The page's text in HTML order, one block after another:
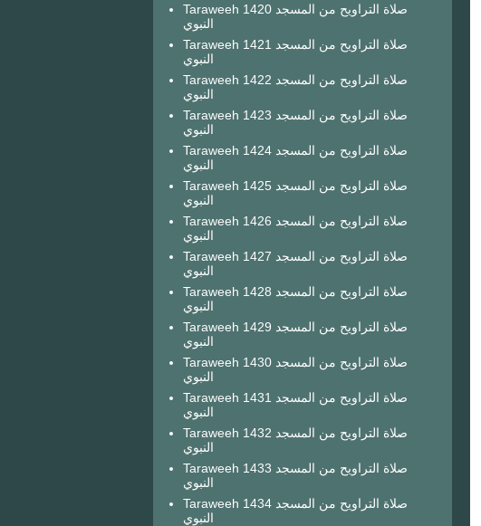
Taraweeh 1420 صلاة التراويح من المسجد
النبوي
Taraweeh 1421 صلاة التراويح من المسجد
النبوي
Taraweeh 1422 صلاة التراويح من المسجد
النبوي
Taraweeh 1423 صلاة التراويح من المسجد
النبوي
Taraweeh 1424 صلاة التراويح من المسجد
النبوي
Taraweeh 1425 صلاة التراويح من المسجد
النبوي
Taraweeh 1426 صلاة التراويح من المسجد
النبوي
Taraweeh 1427 صلاة التراويح من المسجد
النبوي
Taraweeh 1428 صلاة التراويح من المسجد
النبوي
Taraweeh 1429 صلاة التراويح من المسجد
النبوي
Taraweeh 1430 صلاة التراويح من المسجد
النبوي
Taraweeh 1431 صلاة التراويح من المسجد
النبوي
Taraweeh 1432 صلاة التراويح من المسجد
النبوي
Taraweeh 1433 صلاة التراويح من المسجد
النبوي
Taraweeh 1434 صلاة التراويح من المسجد
النبوي